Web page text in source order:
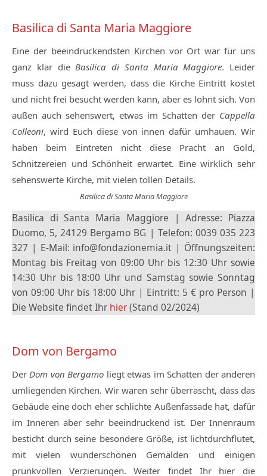
Basilica di Santa Maria Maggiore
Eine der beeindruckendsten Kirchen vor Ort war für uns
ganz klar dieBasilica di Santa Maria Maggiore. Leider
muss dazu gesagt werden, dass die Kirche Eintritt kostet
und nicht frei besucht werden kann, aber es lohnt sich. Von
außen auch sehenswert, etwas im Schatten der Cappella
Colleoni, wird Euch diese von innen dafür umhauen. Wir
haben beim Eintreten nicht diese Pracht an Gold,
Schnitzereien und Schönheit erwartet. Eine wirklich sehr
sehenswerte Kirche, mit vielen tollen Details.
Basilica di Santa Maria Maggiore
Basilica di Santa Maria Maggiore | Adresse: Piazza
Duomo, 5, 24129 Bergamo BG | Telefon: 0039 035 223
327 | E-Mail: info@fondazionemia.it | Öffnungszeiten:
Montag bis Freitag von 09:00 Uhr bis 12:30 Uhr sowie
14:30 Uhr bis 18:00 Uhr und Samstag sowie Sonntag
von 09:00 Uhr bis 18:00 Uhr | Eintritt: 5 € pro Person |
Die Website findet Ihr hier(Stand 02/2024)
Dom von Bergamo
DerDom von Bergamo liegt etwas im Schatten der anderen
umliegenden Kirchen. Wir waren sehr überrascht, dass das
Gebäude eine doch eher schlichte Außenfassade hat, dafür
im Inneren aber sehr beeindruckend ist. Der Innenraum
besticht durch seine besondere Größe, ist lichtdurchflutet,
mit vielen wunderschönen Gemälden und einigen
prunkvollen Verzierungen. Weiter findet Ihr hier die